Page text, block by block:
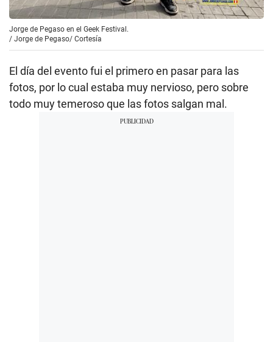
Jorge de Pegaso en el Geek Festival.
/ Jorge de Pegaso/ Cortesía
El día del evento fui el primero en pasar para las
fotos, por lo cual estaba muy nervioso, pero sobre
todo muy temeroso que las fotos salgan mal.